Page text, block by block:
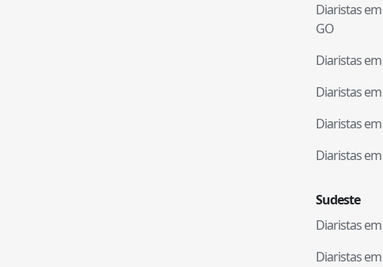
Diaristas em
GO
Diaristas em
Diaristas em
Diaristas em
Diaristas em
Sudeste
Diaristas em
Diaristas em